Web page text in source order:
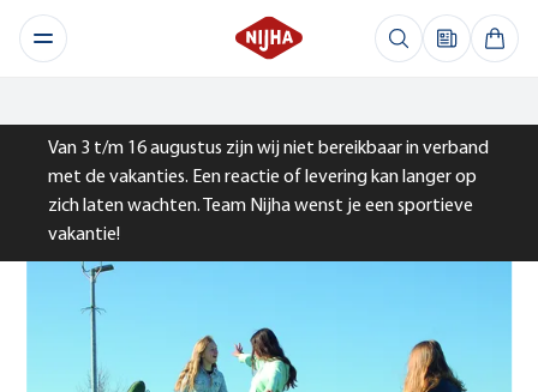
Van 3 t/m 16 augustus zijn wij niet bereikbaar in verband
met de vakanties. Een reactie of levering kan langer op
zich laten wachten. Team Nijha wenst je een sportieve
vakantie!